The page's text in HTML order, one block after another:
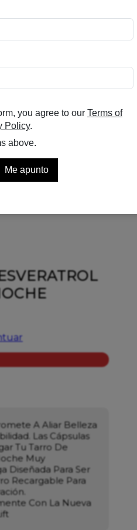
A Aliar Belleza
Las Cápsulas
Tu Tarro De
Muy
Diseñada Para Ser
Recargable Para
Con La Nueva